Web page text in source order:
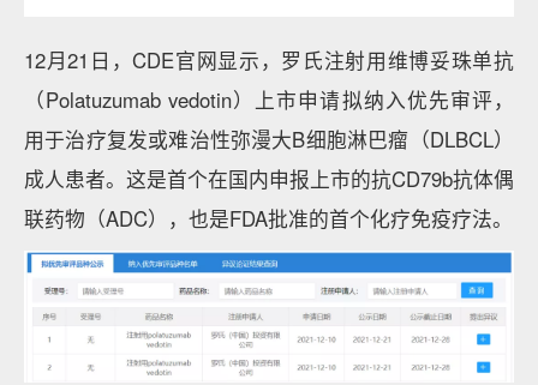
12月21日，CDE官网显示，罗氏注射用维博妥珠单抗
（Polatuzumab vedotin）上市申请拟纳入优先审评，
用于治疗复发或难治性弥漫大B细胞淋巴瘤（DLBCL）
成人患者。这是首个在国内申报上市的抗CD79b抗体偶
联药物（ADC），也是FDA批准的首个化疗免疫疗法。